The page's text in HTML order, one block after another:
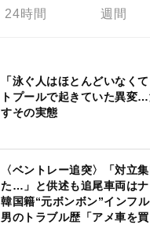
24時間 週間
「泳ぐ人はほとんどいなく
トプールで起きていた異変
すその実態
〈ベントレー追突〉「対立
た…」と供述も追尾車両は
韓国籍“元ボンボン”インフ
男のトラブル歴「アメ車を